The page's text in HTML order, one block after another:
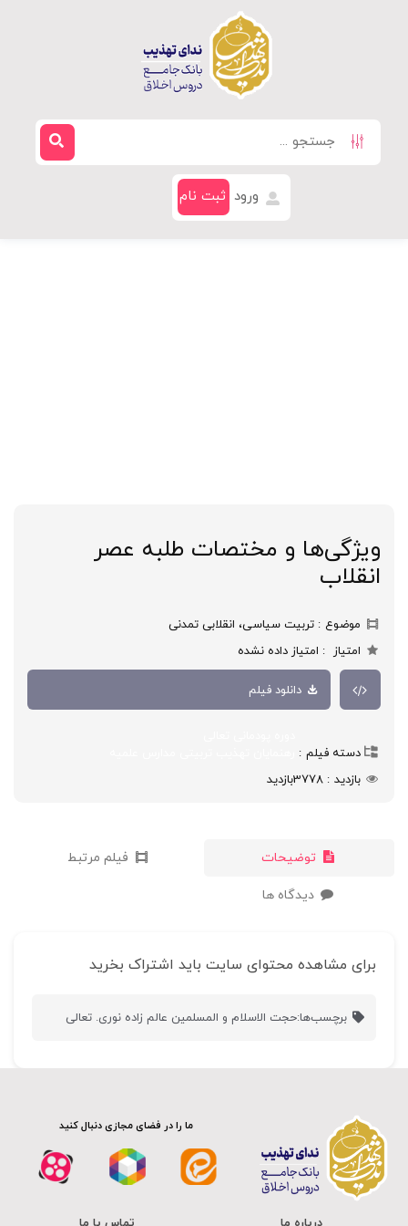
ورود ثبت نام
ویژگی‌ها و مختصات طلبه عصر
انقلاب
موضوع
تربیت سیاسی، انقلابی تمدنی
امتیاز
امتیاز داده نشده
دانلود فیلم
دسته فیلم
بازدید
3778بازدید
توضیحات فیلم مرتبط
دیدگاه ها
برای مشاهده محتوای سایت باید اشتراک بخرید
برچسب‌ها:حجت الاسلام و المسلمین عالم زاده نوری. تعالی
ما را در فضای مجازی دنبال کنید